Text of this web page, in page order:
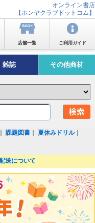
オンライン書店
【ホンヤクラブドットコム】
店舗一覧 ご利用ガイド
雑誌 その他商材
｜課題図書 ｜夏休みドリル｜
送について